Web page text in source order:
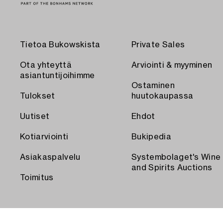
Tietoa Bukowskista
Ota yhteyttä
asiantuntijoihimme
Tulokset
Uutiset
Kotiarviointi
Asiakaspalvelu
Toimitus
Private Sales
Arviointi & myyminen
Ostaminen
huutokaupassa
Ehdot
Bukipedia
Systembolaget's Wine
and Spirits Auctions